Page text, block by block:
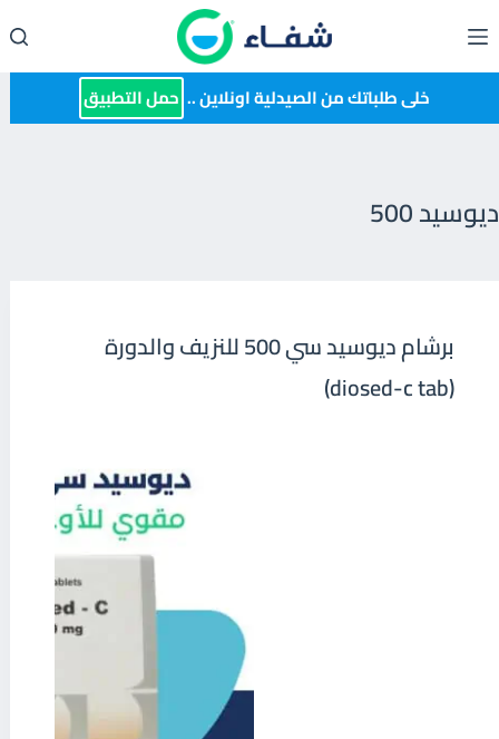
إلى
المحتوى خلى طلباتك من الصيدلية اونلاين .. حمل التطبيق
ديوسيد 500
برشام ديوسيد سي 500 للنزيف والدورة
(diosed-c tab)